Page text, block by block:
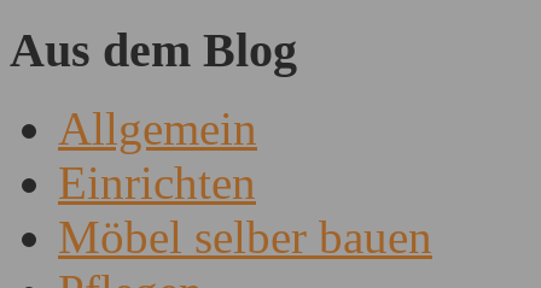
Aus dem Blog
Allgemein
Einrichten
Möbel selber bauen